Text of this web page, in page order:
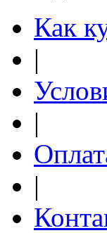
Как
|
|
|